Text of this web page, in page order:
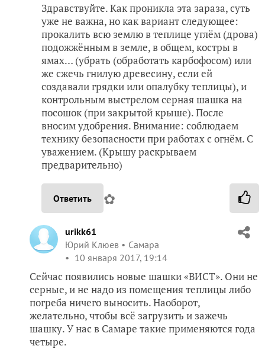
Здравствуйте. Как проникла эта зараза, суть
уже не важна, но как вариант следующее:
прокалить всю землю в теплице углём (дрова)
подожжённым в земле, в общем, костры в
ямах… (убрать (обработать карбофосом) или
же сжечь гнилую древесину, если ей
создавали грядки или опалубку теплицы), и
контрольным выстрелом серная шашка на
посошок (при закрытой крыше). После
вносим удобрения. Внимание: соблюдаем
технику безопасности при работах с огнём. С
уважением. (Крышу раскрываем
предварительно)
Ответить ✿
urikk61
Юрий Клюев
Самара
10 января 2017, 19:14
Сейчас появились новые шашки «ВИСТ». Они не
серные, и не надо из помещения теплицы либо
погреба ничего выносить. Наоборот,
желательно, чтобы всё загрузить и зажечь
шашку. У нас в Самаре такие применяются года
четыре.